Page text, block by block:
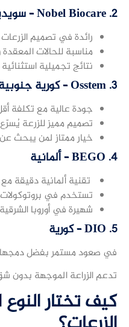
2. Nobel Biocare – سويدية / أمريكية
رائدة في تصميم
مناسبة للحالات المعقدة
نتائج تجميلية استثنائية
3. Osstem – كورية جنوبية
جودة عالية مع تكلفة
تصميم مميز للزرعة
خيار ممتاز لمن يبحث
4. BEGO – ألمانية
تقنية ألمانية دقيقة
تستخدم في بروتوكولات
شهيرة في أوروبا
5. DIO – كورية
في صعود مستمر بفضل دمجها
تدعم الزراعة الموجهة بدون
كيف تختار